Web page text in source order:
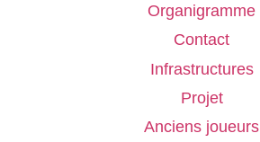
Organigramme
Contact
Infrastructures
Projet
Anciens joueurs